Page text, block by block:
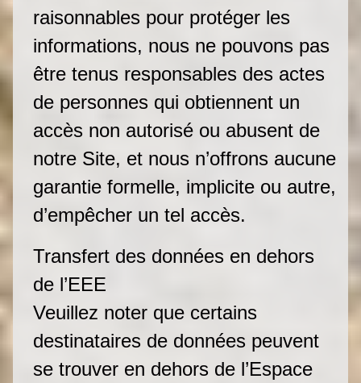
raisonnables pour protéger les
informations, nous ne pouvons pas
être tenus responsables des actes
de personnes qui obtiennent un
accès non autorisé ou abusent de
notre Site, et nous n’offrons aucune
garantie formelle, implicite ou autre,
d’empêcher un tel accès.
Transfert des données en dehors
de l’EEE
Veuillez noter que certains
destinataires de données peuvent
se trouver en dehors de l’Espace